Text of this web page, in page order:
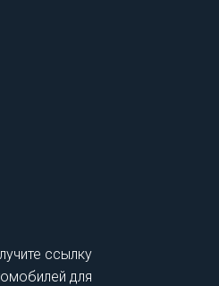
ссылку
для